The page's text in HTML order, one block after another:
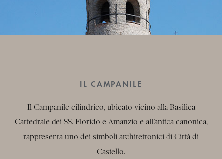
IL CAMPANILE
Il Campanile cilindrico, ubicato vicino alla Basilica
Cattedrale dei SS. Florido e Amanzio e all’antica canonica,
rappresenta uno dei simboli architettonici di Città di
Castello.